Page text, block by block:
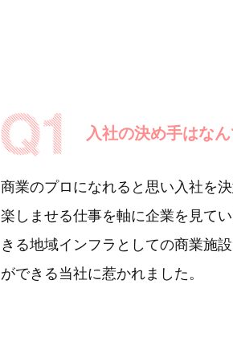
入社の決め手はな
商業のプロになれると思い入社を
楽しませる仕事を軸に企業を見て
きる地域インフラとしての商業施
ができる当社に惹かれました。